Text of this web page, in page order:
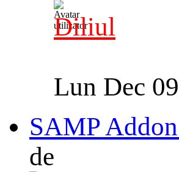
Diliul
Lun Dec
SAMP
de